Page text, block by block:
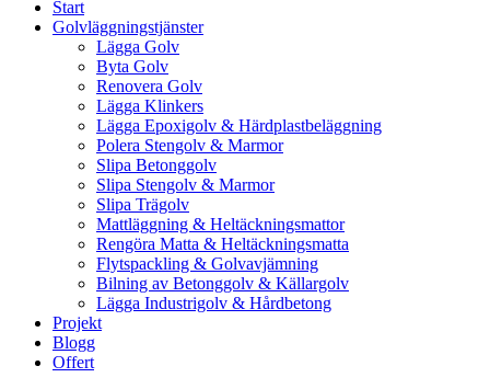
Start
Golvläggningstjänster
Lägga Golv
Byta Golv
Renovera Golv
Lägga Klinkers
Lägga Epoxigolv & Härdplastbeläggning
Polera Stengolv & Marmor
Slipa Betonggolv
Slipa Stengolv & Marmor
Slipa Trägolv
Mattläggning & Heltäckningsmattor
Rengöra Matta & Heltäckningsmatta
Flytspackling & Golvavjämning
Bilning av Betonggolv & Källargolv
Lägga Industrigolv & Hårdbetong
Projekt
Blogg
Offert